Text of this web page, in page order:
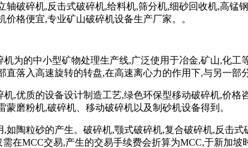
破碎机,反击式破碎机,给料机,筛分机,细砂回收机,高
格便宜,专业矿山破碎机设备生产厂家。。
为的中小型矿物处理生产线,广泛使用于冶金,矿山,化
落入高速旋转的转盘,在高速离心力的作用下,与另一部
,优质的设备设计制造工艺,绿色环保型移动破碎机,价
磨粉机,破碎机、移动破碎机以及制砂机设备得到。
陶粒砂的产生。破碎机,颚式破碎机,复合破碎机,反击
在MCC交易,产生的交易手续费会折算为MCC,于新加坡